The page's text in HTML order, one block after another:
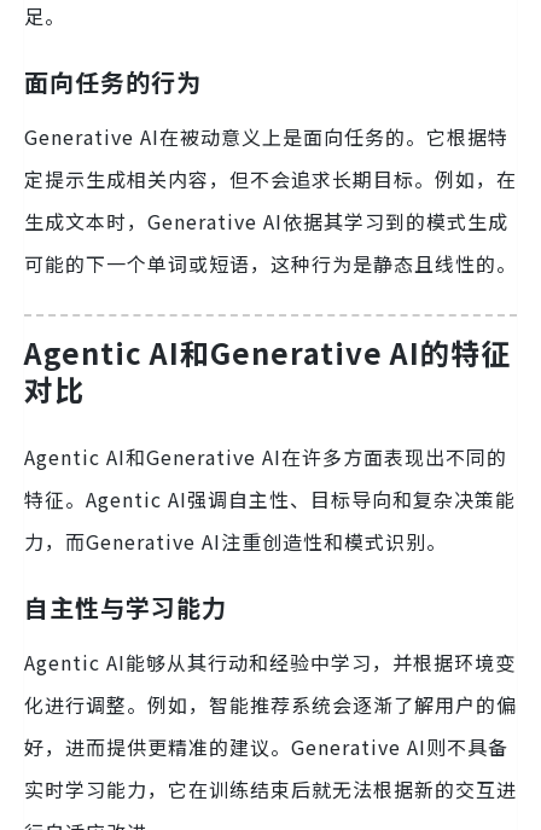
足。
面向任务的行为
Generative AI在被动意义上是面向任务的。它根据特
定提示生成相关内容，但不会追求长期目标。例如，在
生成文本时，Generative AI依据其学习到的模式生成
可能的下一个单词或短语，这种行为是静态且线性的。
Agentic AI和Generative AI的特征
对比
Agentic AI和Generative AI在许多方面表现出不同的
特征。Agentic AI强调自主性、目标导向和复杂决策能
力，而Generative AI注重创造性和模式识别。
自主性与学习能力
Agentic AI能够从其行动和经验中学习，并根据环境变
化进行调整。例如，智能推荐系统会逐渐了解用户的偏
好，进而提供更精准的建议。Generative AI则不具备
实时学习能力，它在训练结束后就无法根据新的交互进